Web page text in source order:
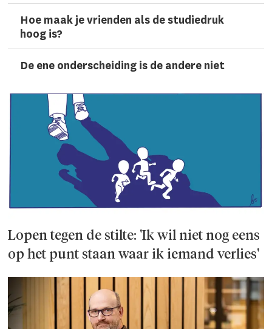
Hoe maak je vrienden als de studiedruk
hoog is?
De ene onderscheiding is de andere niet
Lopen tegen de stilte: 'Ik wil niet nog eens
op het punt staan waar ik iemand verlies'